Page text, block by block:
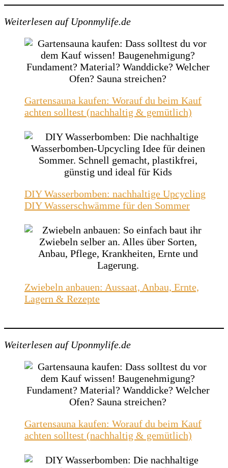
Weiterlesen auf Uponmylife.de
Gartensauna kaufen: Worauf du beim Kauf
achten solltest (nachhaltig & gemütlich)
DIY Wasserbomben: nachhaltige Upcycling
DIY Wasserschwämme für den Sommer
Zwiebeln anbauen: Aussaat, Anbau, Ernte,
Lagern & Rezepte
Weiterlesen auf Uponmylife.de
Gartensauna kaufen: Worauf du beim Kauf
achten solltest (nachhaltig & gemütlich)